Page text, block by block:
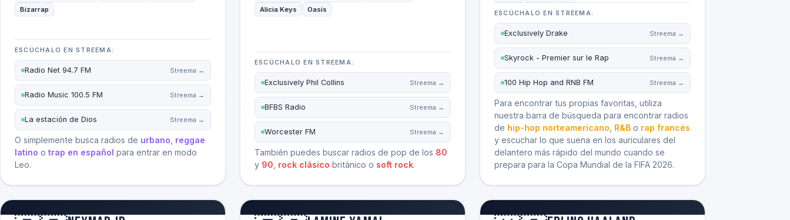
Bizarrap
ESCÚCHALO EN STREEMA:
Radio Net 94.7 FM Streema →
Radio Music 100.5 FM Streema →
La estación de Dios Streema →
O simplemente busca radios de urbano reggae
latino o trap en español para entrar en modo
Leo.
Alicia Keys
Oasis
ESCÚCHALO EN STREEMA:
Exclusively Phil Collins Streema →
BFBS Radio Streema →
Worcester FM Streema →
También puedes buscar radios de pop de los 80
y 90 rock clásico británico o soft rock.
ESCÚCHALO EN STREEMA:
Exclusively Drake Streema →
Skyrock - Premier sur le Rap Streema →
100 Hip Hop and RNB FM Streema →
Para encontrar tus propias favoritas, utiliza
nuestra barra de búsqueda para encontrar radios
de hip-hop norteamericano R&B o rap francés
y escuchar lo que suena en los auriculares del
delantero más rápido del mundo cuando se
prepara para la Copa Mundial de la FIFA 2026.